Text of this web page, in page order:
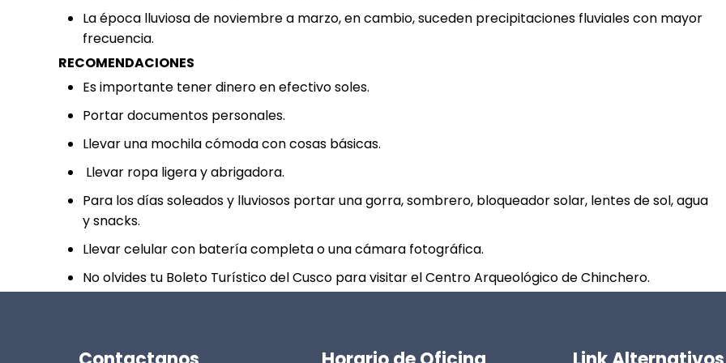
La época lluviosa de noviembre a marzo, en cambio, suceden precipitaciones fluviales con mayor
frecuencia.
RECOMENDACIONES
Es importante tener dinero en efectivo soles.
Portar documentos personales.
Llevar una mochila cómoda con cosas básicas.
Llevar ropa ligera y abrigadora.
Para los días soleados y lluviosos portar una gorra, sombrero, bloqueador solar, lentes de sol, agua
y snacks.
Llevar celular con batería completa o una cámara fotográfica.
No olvides tu Boleto Turístico del Cusco para visitar el Centro Arqueológico de Chinchero.